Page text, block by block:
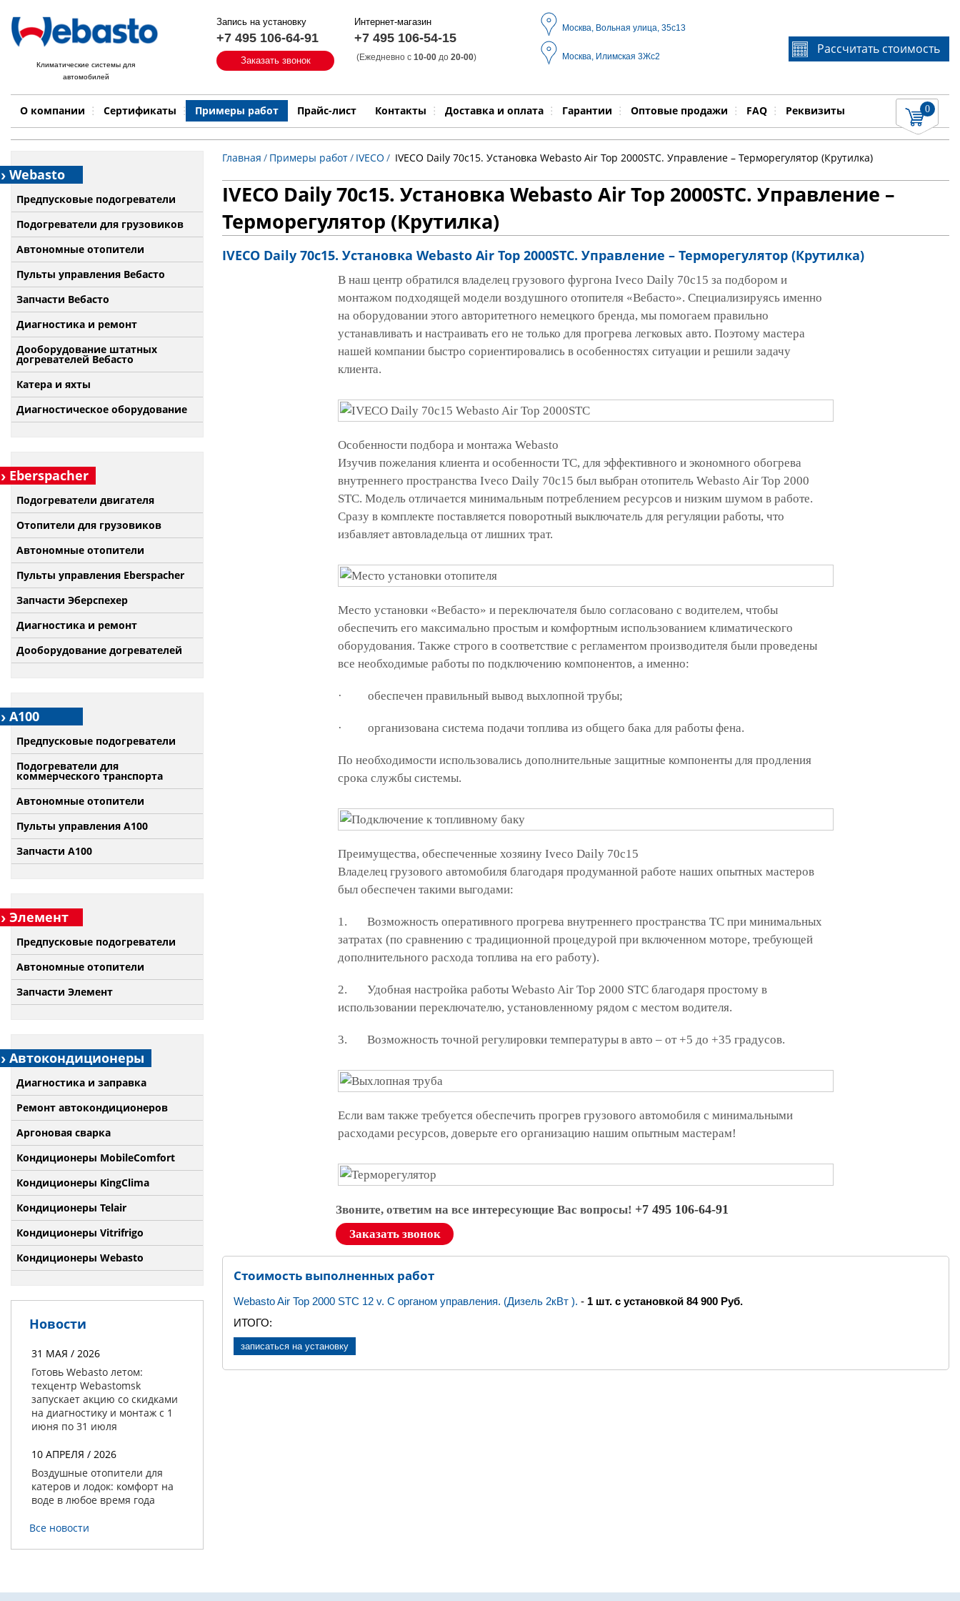
Климатические системы для
автомобилей
Запись на установку
+7 495 106-64-91
Заказать звонок
Интернет-магазин
+7 495 106-54-15
(Ежедневно с 10-00 до 20-00)
Москва, Вольная улица, 35с13
Москва, Илимская 3Жс2
Рассчитать стоимость
О компании Сертификаты Примеры работ Прайс-лист Контакты Доставка и оплата Гарантии Оптовые продажи FAQ Реквизиты 0
Быстрый поиск:
Если Вы не знаете идентификационный номер
запчасти, звоните по телефону+7 495 106-64-91, мы
Примеры работ Бренд Модель Выполняемые работы
Webasto
Предпусковые подогреватели
Подогреватели для грузовиков
Автономные отопители
Пульты управления Вебасто
Запчасти Вебасто
Диагностика и ремонт
Дооборудование штатных
догревателей Вебасто
Катера и яхты
Диагностическое оборудование
Eberspacher
Подогреватели двигателя
Отопители для грузовиков
Автономные отопители
Пульты управления Eberspacher
Запчасти Эберспехер
Диагностика и ремонт
Дооборудование догревателей
А100
Предпусковые подогреватели
Подогреватели для
коммерческого транспорта
Автономные отопители
Пульты управления A100
Запчасти А100
Элемент
Предпусковые подогреватели
Автономные отопители
Запчасти Элемент
Автокондиционеры
Диагностика и заправка
Ремонт автокондиционеров
Аргоновая сварка
Кондиционеры MobileComfort
Кондиционеры KingClima
Кондиционеры Telair
Кондиционеры Vitrifrigo
Кондиционеры Webasto
Новости
31 МАЯ / 2026
Готовь Webasto летом:
техцентр Webastomsk
запускает акцию со скидками
на диагностику и монтаж с 1
июня по 31 июля
10 АПРЕЛЯ / 2026
Воздушные отопители для
катеров и лодок: комфорт на
воде в любое время года
Все новости
Главная / Примеры работ/ IVECO / IVECO Daily 70с15. Установка Webasto Air Top 2000STC. Управление – Терморегулятор (Крутилка)
IVECO Daily 70с15. Установка Webasto Air Top 2000STC. Управление –
Терморегулятор (Крутилка)
IVECO Daily 70с15. Установка Webasto Air Top 2000STC. Управление – Терморегулятор (Крутилка)
В наш центр обратился владелец грузового фургона Iveco Daily 70c15 за подбором и
монтажом подходящей модели воздушного отопителя «Вебасто». Специализируясь именно
на оборудовании этого авторитетного немецкого бренда, мы помогаем правильно
устанавливать и настраивать его не только для прогрева легковых авто. Поэтому мастера
нашей компании быстро сориентировались в особенностях ситуации и решили задачу
клиента.
Особенности подбора и монтажа Webasto
Изучив пожелания клиента и особенности ТС, для эффективного и экономного обогрева
внутреннего пространства Iveco Daily 70c15 был выбран отопитель Webasto Air Top 2000
STC. Модель отличается минимальным потреблением ресурсов и низким шумом в работе.
Сразу в комплекте поставляется поворотный выключатель для регуляции работы, что
избавляет автовладельца от лишних трат.
Место установки «Вебасто» и переключателя было согласовано с водителем, чтобы
обеспечить его максимально простым и комфортным использованием климатического
оборудования. Также строго в соответствие с регламентом производителя были проведены
все необходимые работы по подключению компонентов, а именно:
· обеспечен правильный вывод выхлопной трубы;
· организована система подачи топлива из общего бака для работы фена.
По необходимости использовались дополнительные защитные компоненты для продления
срока службы системы.
Преимущества, обеспеченные хозяину Iveco Daily 70c15
Владелец грузового автомобиля благодаря продуманной работе наших опытных мастеров
был обеспечен такими выгодами:
1. Возможность оперативного прогрева внутреннего пространства ТС при минимальных
затратах (по сравнению с традиционной процедурой при включенном моторе, требующей
дополнительного расхода топлива на его работу).
2. Удобная настройка работы Webasto Air Top 2000 STC благодаря простому в
использовании переключателю, установленному рядом с местом водителя.
3. Возможность точной регулировки температуры в авто – от +5 до +35 градусов.
Если вам также требуется обеспечить прогрев грузового автомобиля с минимальными
расходами ресурсов, доверьте его организацию нашим опытным мастерам!
Звоните, ответим на все интересующие Вас вопросы! +7 495 106-64-91
Заказать звонок
Стоимость выполненных работ
Webasto Air Top 2000 STC 12 v. С органом управления. (Дизель 2кВт ). - 1 шт. с установкой 84 900 Руб.
ИТОГО:
записаться на установку